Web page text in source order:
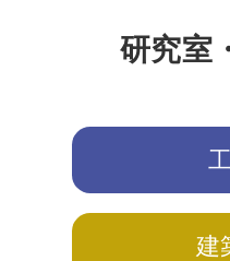
研究室
建